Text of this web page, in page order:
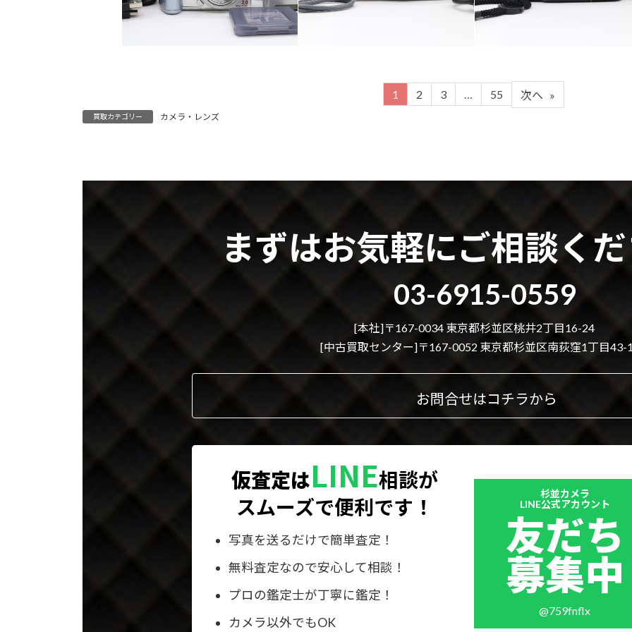
1 2 3 … 55 次へ »
買取カテゴリー カメラ・レンズ
まずはお気軽にご相談く
03-6915-0559
ク
[本社]〒167-0034 東京都杉並区桃井2丁目16-24
[中古買取センター]〒167-0052 東京都杉並区南荻窪1丁目43-
お問合せはコチラから
仮査定はLINE相談が
スムーズで便利です！
写真を送るだけで簡単査定！
無料査定なので安心して相談！
プロの鑑定士が丁寧に鑑定！
カメラ以外でもOK
杉並カメラ
LINE公式アカウント
友だち
募集中
@759fnflx